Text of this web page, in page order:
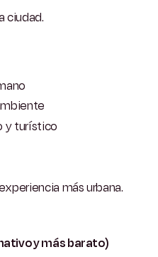
ciudad.
y turístico
más urbana.
y más barato)